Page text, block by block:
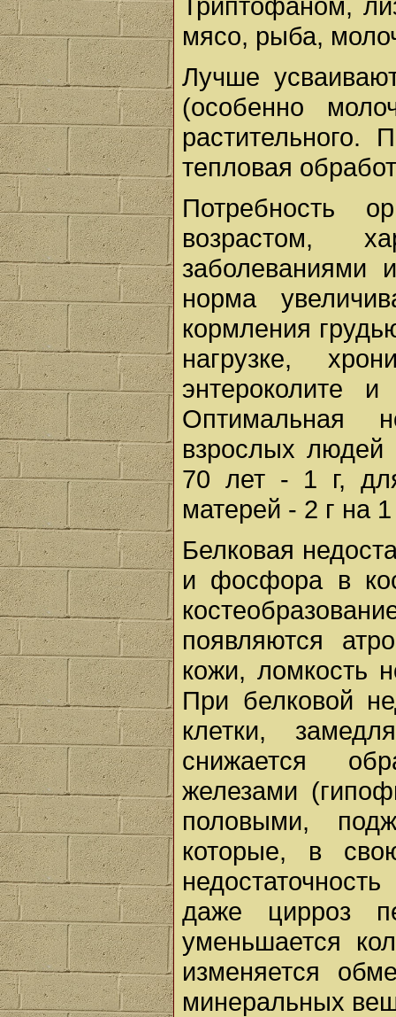
мясо, рыба,
Лучше
(особенно
растительного.
тепловая
Потребность
возрастом,
заболеваниями
норма
кормления
нагрузке,
энтероколите
Оптимальная
взрослых людей
70 лет - 1 г,
матерей - 2 г на
Белковая
и фосфора в
появляются
кожи, ломкость
При белковой
клетки,
снижается
железами
половыми,
которые, в
даже цирроз
уменьшается
изменяется
минеральных